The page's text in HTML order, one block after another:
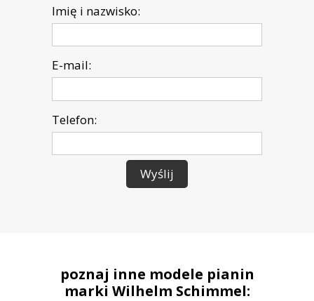
poznaj inne modele pianin
marki Wilhelm Schimmel:
Imię i nazwisko:
E-mail:
Telefon:
Wyślij